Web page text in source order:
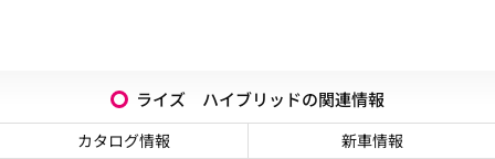
ライズ ハイブリッドの関連情報
カタログ情報
新車情報